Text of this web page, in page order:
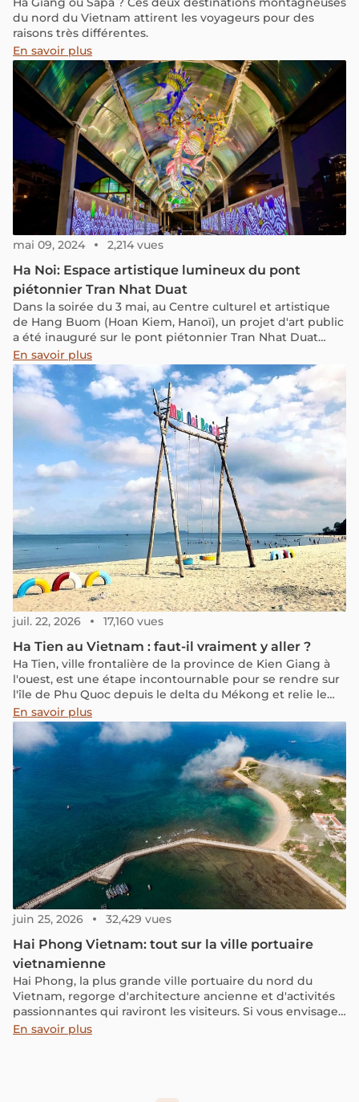
du nord du Vietnam attirent les voyageurs pour des
raisons très différentes.
En savoir plus
mai 09, 2024 2,214 vues
Ha Noi: Espace artistique lumineux du pont
piétonnier Tran Nhat Duat
Dans la soirée du 3 mai, au Centre culturel et artistique
de Hang Buom (Hoan Kiem, Hanoï), un projet d'art public
a été inauguré sur le pont piétonnier Tran Nhat Duat
reliant le projet d'art public Phuc Tan.
En savoir plus
juil. 22, 2026 17,160 vues
Ha Tien au Vietnam : faut-il vraiment y aller ?
Ha Tien, ville frontalière de la province de Kien Giang à
l'ouest, est une étape incontournable pour se rendre sur
l'île de Phu Quoc depuis le delta du Mékong et relie le
Vietnam au Cambodge. Cette ville riche en histoire, en
culture et en paysages mérite une halte de 1 ou 2 jours.
Consultez notre guide pour découvrir tous les secrets de
cette destination unique !
En savoir plus
juin 25, 2026 32,429 vues
Hai Phong Vietnam: tout sur la ville portuaire
vietnamienne
Hai Phong, la plus grande ville portuaire du nord du
Vietnam, regorge d'architecture ancienne et d'activités
passionnantes qui raviront les visiteurs. Si vous envisagez
une croisière dans la pittoresque baie de Lan Ha, ne
En savoir plus